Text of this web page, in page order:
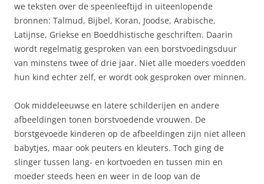
we teksten over de speenleeftijd in uiteenlopende
bronnen: Talmud, Bijbel, Koran, Joodse, Arabische,
Latijnse, Griekse en Boeddhistische geschriften. Daarin
wordt regelmatig gesproken van een borstvoedingsduur
van minstens twee of drie jaar. Niet alle moeders voedden
hun kind echter zelf, er wordt ook gesproken over minnen.
Ook middeleeuwse en latere schilderijen en andere
afbeeldingen tonen borstvoedende vrouwen. De
borstgevoede kinderen op de afbeeldingen zijn niet alleen
babytjes, maar ook peuters en kleuters. Toch ging de
slinger tussen lang- en kortvoeden en tussen min en
moeder steeds heen en weer in de loop van de